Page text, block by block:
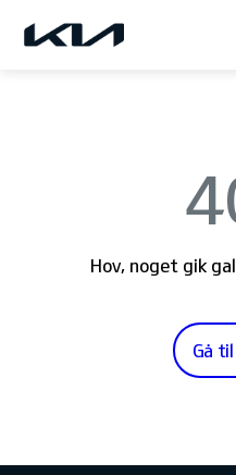
Hov, noget gik
Gå